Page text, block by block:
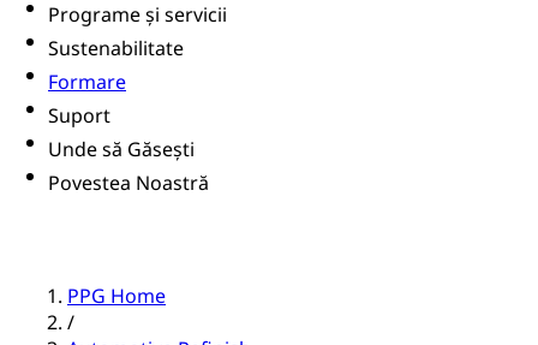
Programe și servicii
Sustenabilitate
Formare
Suport
Unde să Găsești
Povestea Noastră
PPG Home
/